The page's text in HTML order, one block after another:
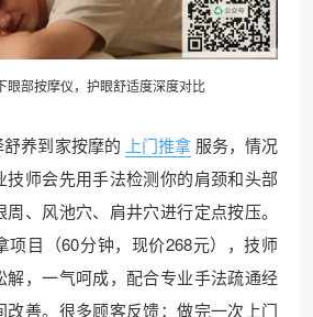
眼部按摩仪，护眼舒适度深度对比
养到家按摩的 上门推拿 服务，情况
技师会先用手法检测你的肩颈和头部
、风池穴、肩井穴进行定点按压。
项目（60分钟，现价268元），技师
解，一气呵成，配合专业手法疏通经
改善。很多顾客反馈：做完一次上门